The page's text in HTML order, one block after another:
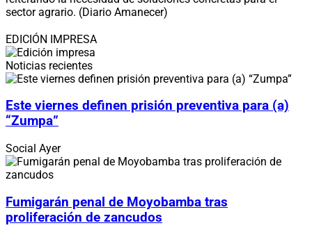
sector agrario. (Diario Amanecer)
EDICIÓN IMPRESA
Noticias recientes
Este viernes definen prisión preventiva para (a)
“Zumpa”
Social Ayer
Fumigarán penal de Moyobamba tras
proliferación de zancudos